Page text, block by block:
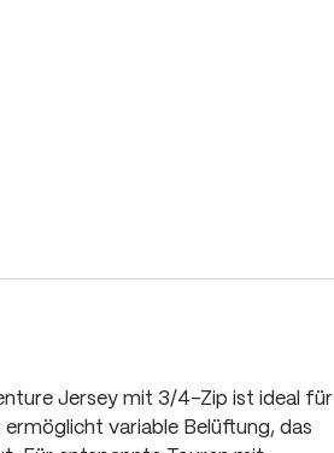
Jersey mit 3/4-Zip ist ideal für
ermöglicht variable Belüftung, das